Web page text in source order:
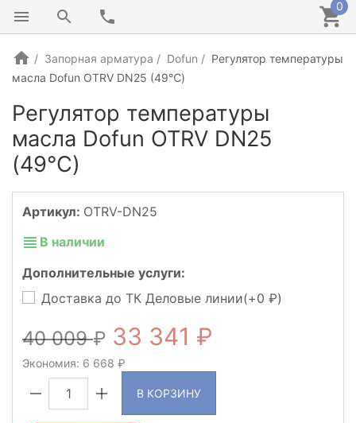
0
Запорная арматура Dofun
Регулятор температуры
масла Dofun OTRV DN25 (49℃)
Регулятор температуры
масла Dofun OTRV DN25
(49℃)
NEW!
Артикул: OTRV-DN25
В наличии
Дополнительные услуги:
Доставка до ТК Деловые линии(+0 )
40 009 33 341
Экономия: 6 668
В КОРЗИНУ